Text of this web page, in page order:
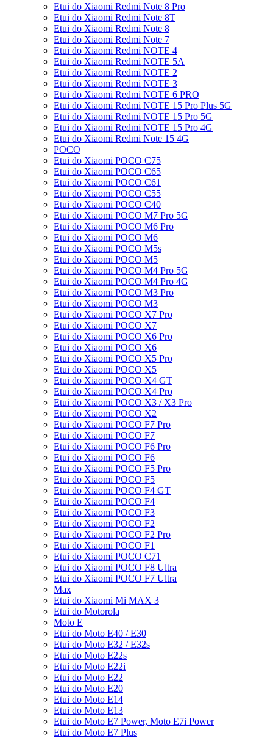
Etui do Xiaomi Redmi Note 8 Pro
Etui do Xiaomi Redmi Note 8T
Etui do Xiaomi Redmi Note 8
Etui do Xiaomi Redmi Note 7
Etui do Xiaomi Redmi NOTE 4
Etui do Xiaomi Redmi NOTE 5A
Etui do Xiaomi Redmi NOTE 2
Etui do Xiaomi Redmi NOTE 3
Etui do Xiaomi Redmi NOTE 6 PRO
Etui do Xiaomi Redmi NOTE 15 Pro Plus 5G
Etui do Xiaomi Redmi NOTE 15 Pro 5G
Etui do Xiaomi Redmi NOTE 15 Pro 4G
Etui do Xiaomi Redmi Note 15 4G
POCO
Etui do Xiaomi POCO C75
Etui do Xiaomi POCO C65
Etui do Xiaomi POCO C61
Etui do Xiaomi POCO C55
Etui do Xiaomi POCO C40
Etui do Xiaomi POCO M7 Pro 5G
Etui do Xiaomi POCO M6 Pro
Etui do Xiaomi POCO M6
Etui do Xiaomi POCO M5s
Etui do Xiaomi POCO M5
Etui do Xiaomi POCO M4 Pro 5G
Etui do Xiaomi POCO M4 Pro 4G
Etui do Xiaomi POCO M3 Pro
Etui do Xiaomi POCO M3
Etui do Xiaomi POCO X7 Pro
Etui do Xiaomi POCO X7
Etui do Xiaomi POCO X6 Pro
Etui do Xiaomi POCO X6
Etui do Xiaomi POCO X5 Pro
Etui do Xiaomi POCO X5
Etui do Xiaomi POCO X4 GT
Etui do Xiaomi POCO X4 Pro
Etui do Xiaomi POCO X3 / X3 Pro
Etui do Xiaomi POCO X2
Etui do Xiaomi POCO F7 Pro
Etui do Xiaomi POCO F7
Etui do Xiaomi POCO F6 Pro
Etui do Xiaomi POCO F6
Etui do Xiaomi POCO F5 Pro
Etui do Xiaomi POCO F5
Etui do Xiaomi POCO F4 GT
Etui do Xiaomi POCO F4
Etui do Xiaomi POCO F3
Etui do Xiaomi POCO F2
Etui do Xiaomi POCO F2 Pro
Etui do Xiaomi POCO F1
Etui do Xiaomi POCO C71
Etui do Xiaomi POCO F8 Ultra
Etui do Xiaomi POCO F7 Ultra
Max
Etui do Xiaomi Mi MAX 3
Etui do Motorola
Moto E
Etui do Moto E40 / E30
Etui do Moto E32 / E32s
Etui do Moto E22s
Etui do Moto E22i
Etui do Moto E22
Etui do Moto E20
Etui do Moto E14
Etui do Moto E13
Etui do Moto E7 Power, Moto E7i Power
Etui do Moto E7 Plus